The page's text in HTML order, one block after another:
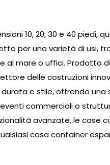
10, 20, 30 e 40 piedi,
per una varietà di usi,
al mare o uffici. Prodotto
delle costruzioni
e stile, offrendo una
commerciali o
avanzate, le case
casa container